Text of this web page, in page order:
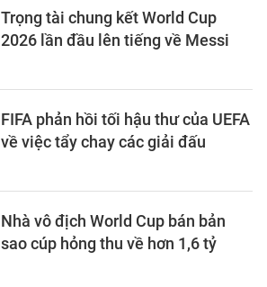
Trọng tài chung kết World Cup
2026 lần đầu lên tiếng về Messi
FIFA phản hồi tối hậu thư của UEFA
về việc tẩy chay các giải đấu
Nhà vô địch World Cup bán bản
sao cúp hỏng thu về hơn 1,6 tỷ